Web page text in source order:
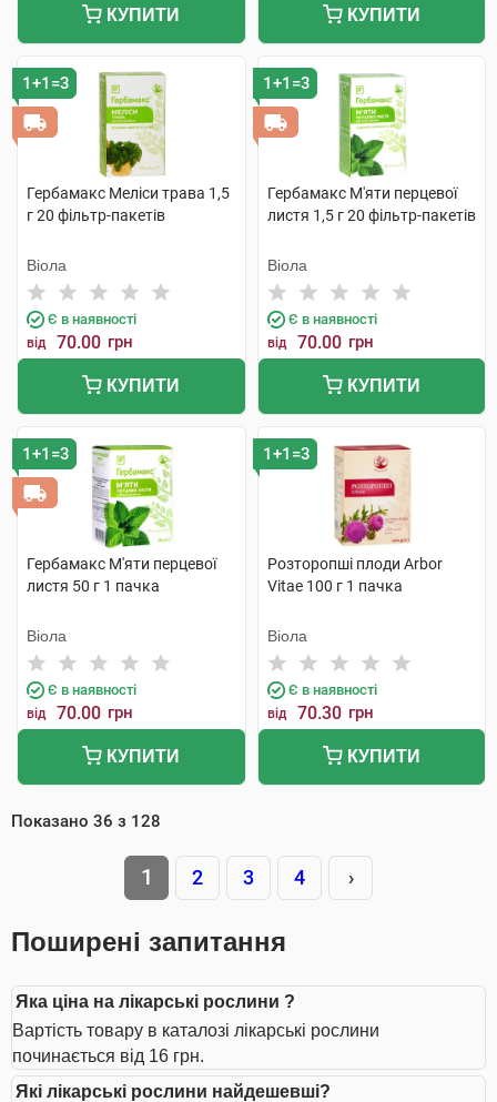
КУПИТИ КУПИТИ
1+1=3
Гербамакс Меліси трава 1,5
г 20 фільтр-пакетів
Віола
Є в наявності
від 70.00 грн
КУПИТИ
1+1=3
Гербамакс М'яти перцевої
листя 1,5 г 20 фільтр-пакетів
Віола
Є в наявності
від 70.00 грн
КУПИТИ
1+1=3
Гербамакс М'яти перцевої
листя 50 г 1 пачка
Віола
Є в наявності
від 70.00 грн
КУПИТИ
1+1=3
Розторопші плоди Arbor
Vitae 100 г 1 пачка
Віола
Є в наявності
від 70.30 грн
КУПИТИ
Показано 36 з 128
1 2 3 4 ›
Поширені запитання
Яка ціна на лікарські рослини ?
Вартість товару в каталозі лікарські рослини
починається від 16 грн.
Які лікарські рослини найдешевші?